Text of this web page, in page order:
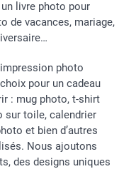
livre photo pour
de vacances, mariage,
photo
pour un cadeau
: mug photo, t-shirt
sur toile, calendrier
et bien d’autres
Nous ajoutons
des designs uniques